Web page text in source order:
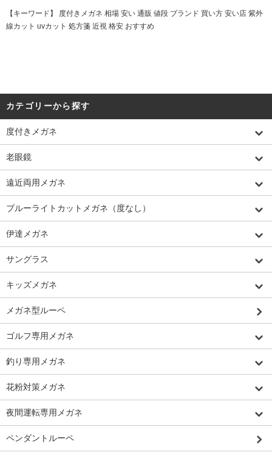
【キーワード】 度付きメガネ 相場 安い 通販 値段 ブランド 買い方 安い店 紫外
線カット uvカット 処方箋 近視 格安 おすすめ
カテゴリーから探す
度付きメガネ
老眼鏡
遠近両用メガネ
ブルーライトカットメガネ（度なし）
伊達メガネ
サングラス
キッズメガネ
メガネ型ルーペ
ゴルフ専用メガネ
釣り専用メガネ
花粉対策メガネ
夜間運転専用メガネ
ペンダントルーペ